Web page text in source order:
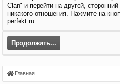
Clan" и перейти на другой,
никакого отношения. Нажмите на
perfekt.ru.
Продолжить...
Главная